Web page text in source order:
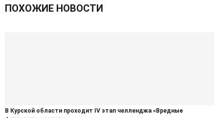
ПОХОЖИЕ НОВОСТИ
В Курской области проходит IV этап челленджа «Вредные